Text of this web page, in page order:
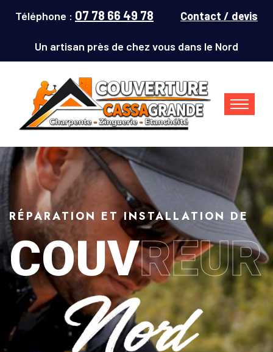
Téléphone : 07 78 66 49 78 Contact / devis
Un artisan près de chez vous dans le Nord
RÉPARATION ET INSTALLATION DE
Couvreur Denain (59220) :
COUVREUR